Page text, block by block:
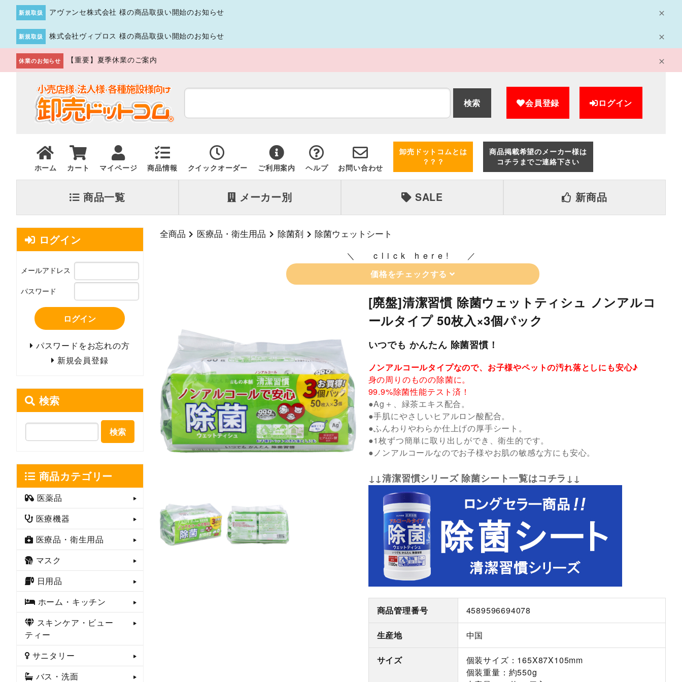
新規取扱 アヴァンセ株式会社 様の商品取扱い開始のお知らせ
新規取扱 株式会社ヴィプロス 様の商品取扱い開始のお知らせ
休業のお知らせ 【重要】夏季休業のご案内
検索 会員登録 ログイン
ホーム カート マイページ 商品情報 クイックオーダー ご利用案内 ヘルプ お問い合わせ
卸売ドットコムとは
？？？
商品掲載希望のメーカー様は
コチラまでご連絡下さい
商品一覧 メーカー別 SALE 新商品
全商品 医療品・衛生用品 除菌剤 除菌ウェットシート
click here!
価格をチェックする
[廃盤]清潔習慣 除菌ウェットティシュ ノンアルコ
ールタイプ 50枚入×3個パック
いつでも かんたん 除菌習慣！
ノンアルコールタイプなので、お子様やペットの汚れ落としにも安心♪
身の周りのものの除菌に。
99.9%除菌性能テスト済！
●Ag＋、緑茶エキス配合。
●手肌にやさしいヒアルロン酸配合。
●ふんわりやわらか仕上げの厚手シート。
●1枚ずつ簡単に取り出しができ、衛生的です。
●ノンアルコールなのでお子様やお肌の敏感な方にも安心。
↓↓清潔習慣シリーズ 除菌シート一覧はコチラ↓↓
商品管理番号 4589596694078
生産地 中国
サイズ
個装サイズ：165X87X105mm
個装重量：約550g
ログイン
メールアドレス
パスワード
ログイン
パスワードをお忘れの方
新規会員登録
検索
検索
商品カテゴリー
医薬品
医療機器
医療品・衛生用品
マスク
日用品
ホーム・キッチン
スキンケア・ビュー
ティー
サニタリー
バス・洗面